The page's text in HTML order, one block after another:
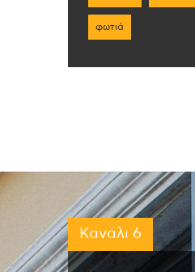
φωτιά
Κανάλι 6